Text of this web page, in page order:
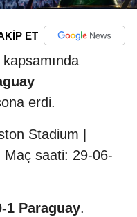
ET
kapsamında
erdi.
Stadium |
saati: 29-06-
1 Paraguay.